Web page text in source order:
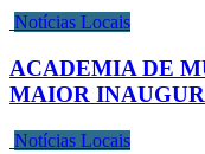
Notícias Locais
ACADEMIA DE
MAIOR
Notícias Locais